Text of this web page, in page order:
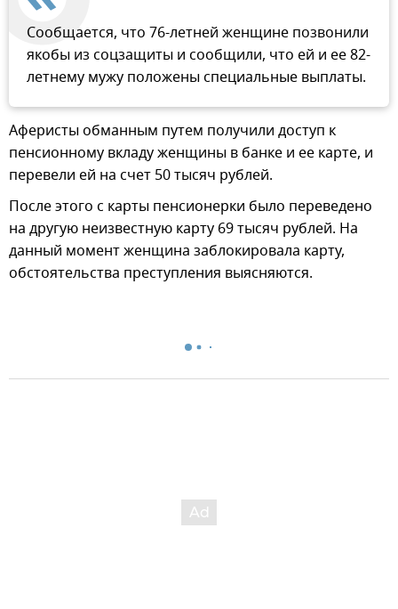
Сообщается, что 76-летней женщине позвонили
якобы из соцзащиты и сообщили, что ей и ее 82-
летнему мужу положены специальные выплаты.
Аферисты обманным путем получили доступ к
пенсионному вкладу женщины в банке и ее карте, и
перевели ей на счет 50 тысяч рублей.
После этого с карты пенсионерки было переведено
на другую неизвестную карту 69 тысяч рублей. На
данный момент женщина заблокировала карту,
обстоятельства преступления выясняются.